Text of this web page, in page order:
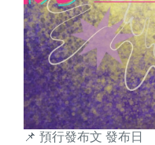
📌 預行發布文 發布日